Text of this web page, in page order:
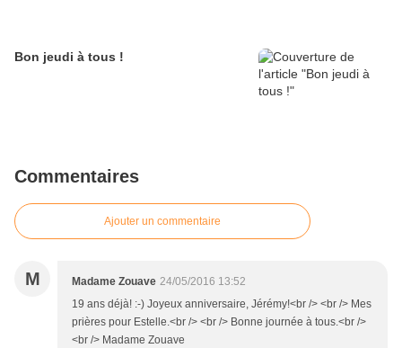
Bon jeudi à tous !
Commentaires
Ajouter un commentaire
M Madame Zouave 24/05/2016 13:52
19 ans déjà! :-) Joyeux anniversaire, Jérémy!<br /> <br /> Mes
prières pour Estelle.<br /> <br /> Bonne journée à tous.<br />
<br /> Madame Zouave